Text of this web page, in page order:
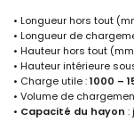
• Longueur hors tout
• Longueur de
• Hauteur hors tout
• Hauteur intérieure
• Charge utile :1000 –
• Volume de
• Capacité du hayon :